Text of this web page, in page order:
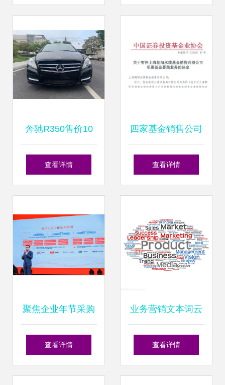
践
奔驰R350售价10
万 居家商务两相宜
查看详情
四家基金销售公司
暂停私募基金销售
机构受监管处理
查看详情
聚焦企业年节采购
京东3C家电企业购
查看详情
业务营销文本词云
洞悉销售业务的关
查看详情